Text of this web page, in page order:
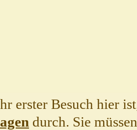
erster Besuch hier
durch. Sie